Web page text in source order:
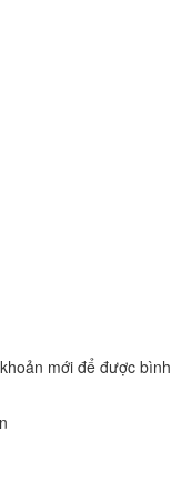
mới để được bình